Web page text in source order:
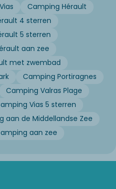
Camping Hérault
4 sterren
5 sterren
aan zee
met zwembad
Camping Portiragnes
Camping Valras Plage
Vias 5 sterren
aan de Middellandse Zee
aan zee